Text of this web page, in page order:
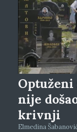
Optuženi
nije
krivnji
Elmedina Šabanović